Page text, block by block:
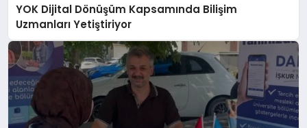
YOK Dijital Dönüşüm Kapsamında Bilişim
Uzmanları Yetiştiriyor